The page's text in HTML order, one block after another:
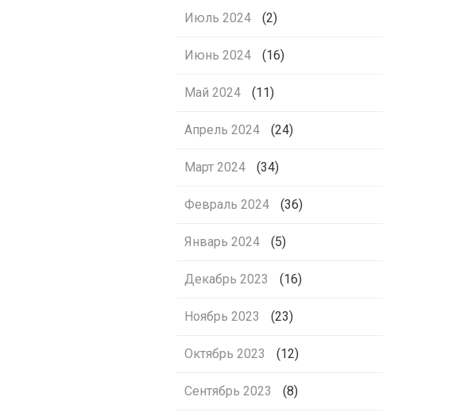
Июль 2024 (2)
Июнь 2024 (16)
Май 2024 (11)
Апрель 2024 (24)
Март 2024 (34)
Февраль 2024 (36)
Январь 2024 (5)
Декабрь 2023 (16)
Ноябрь 2023 (23)
Октябрь 2023 (12)
Сентябрь 2023 (8)